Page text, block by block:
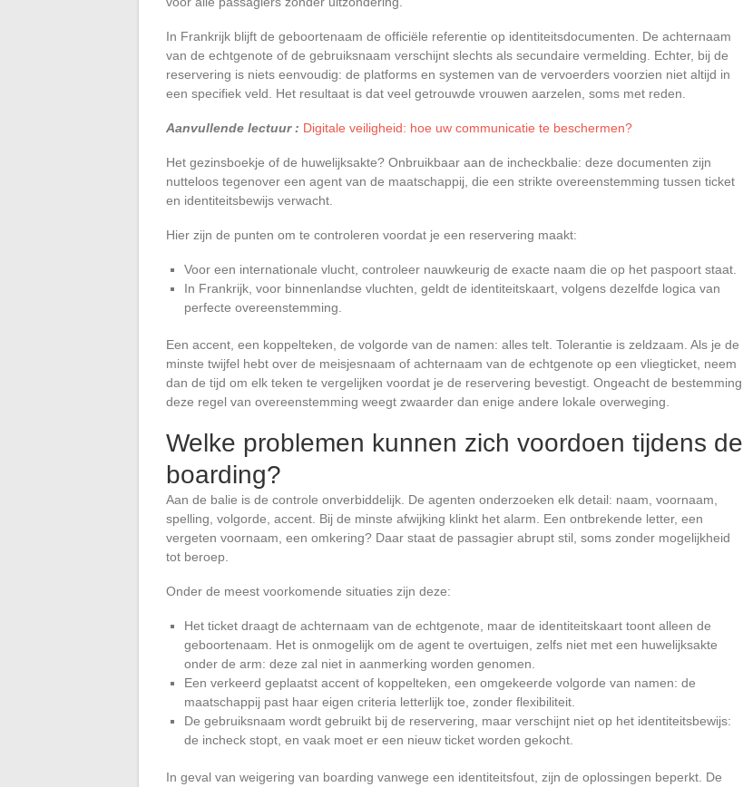
In Frankrijk blijft de geboortenaam de officiële referentie op identiteitsdocumenten. De achternaam
van de echtgenote of de gebruiksnaam verschijnt slechts als secundaire vermelding. Echter, bij de
reservering is niets eenvoudig: de platforms en systemen van de vervoerders voorzien niet altijd in
een specifiek veld. Het resultaat is dat veel getrouwde vrouwen aarzelen, soms met reden.
Aanvullende lectuur : Digitale veiligheid: hoe uw communicatie te beschermen?
Het gezinsboekje of de huwelijksakte? Onbruikbaar aan de incheckbalie: deze documenten zijn
nutteloos tegenover een agent van de maatschappij, die een strikte overeenstemming tussen ticket
en identiteitsbewijs verwacht.
Hier zijn de punten om te controleren voordat je een reservering maakt:
Voor een internationale vlucht, controleer nauwkeurig de exacte naam die op het paspoort staat.
In Frankrijk, voor binnenlandse vluchten, geldt de identiteitskaart, volgens dezelfde logica van
perfecte overeenstemming.
Een accent, een koppelteken, de volgorde van de namen: alles telt. Tolerantie is zeldzaam. Als je de
minste twijfel hebt over de meisjesnaam of achternaam van de echtgenote op een vliegticket, neem
dan de tijd om elk teken te vergelijken voordat je de reservering bevestigt. Ongeacht de bestemming,
deze regel van overeenstemming weegt zwaarder dan enige andere lokale overweging.
Welke problemen kunnen zich voordoen tijdens de
boarding?
Aan de balie is de controle onverbiddelijk. De agenten onderzoeken elk detail: naam, voornaam,
spelling, volgorde, accent. Bij de minste afwijking klinkt het alarm. Een ontbrekende letter, een
vergeten voornaam, een omkering? Daar staat de passagier abrupt stil, soms zonder mogelijkheid
tot beroep.
Onder de meest voorkomende situaties zijn deze:
Het ticket draagt de achternaam van de echtgenote, maar de identiteitskaart toont alleen de
geboortenaam. Het is onmogelijk om de agent te overtuigen, zelfs niet met een huwelijksakte
onder de arm: deze zal niet in aanmerking worden genomen.
Een verkeerd geplaatst accent of koppelteken, een omgekeerde volgorde van namen: de
maatschappij past haar eigen criteria letterlijk toe, zonder flexibiliteit.
De gebruiksnaam wordt gebruikt bij de reservering, maar verschijnt niet op het identiteitsbewijs:
de incheck stopt, en vaak moet er een nieuw ticket worden gekocht.
In geval van weigering van boarding vanwege een identiteitsfout, zijn de oplossingen beperkt. De